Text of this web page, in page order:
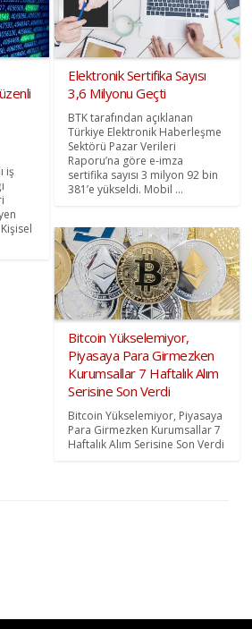
iş
Elektronik Sertifika Sayısı
3,6 Milyonu Geçti
BTK tarafından açıklanan
Türkiye Elektronik Haberleşme
Sektörü Pazar Verileri
Raporu’na göre e-imza
sertifika sayısı 3 milyon 92 bin
381’e yükseldi. Mobil ...
Bitcoin Yükselemiyor,
Piyasaya Para Girmezken
Kurumsallar 7 Haftalık Alım
Serisine Son Verdi
Bitcoin Yükselemiyor, Piyasaya
Para Girmezken Kurumsallar 7
Haftalık Alım Serisine Son Verdi